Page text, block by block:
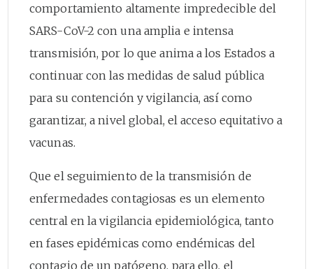
comportamiento altamente impredecible del
SARS-CoV-2 con una amplia e intensa
transmisión, por lo que anima a los Estados a
continuar con las medidas de salud pública
para su contención y vigilancia, así como
garantizar, a nivel global, el acceso equitativo a
vacunas.
Que el seguimiento de la transmisión de
enfermedades contagiosas es un elemento
central en la vigilancia epidemiológica, tanto
en fases epidémicas como endémicas del
contagio de un patógeno, para ello, el